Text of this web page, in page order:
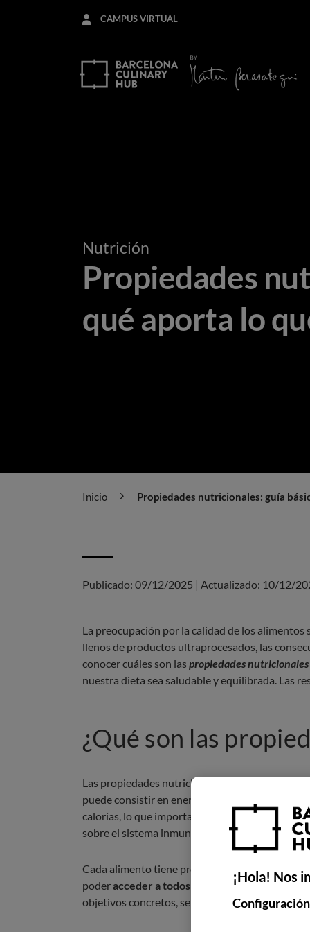
CAMPUS VIRTUAL
Nutrición
Propiedades
qué aporta lo
Inicio Propiedades nutricionales: guía
Publicado: 09/12/2025 | Actualizado: 10/12/
La preocupación por la calidad de los alimentos
llenos de productos ultraprocesados, las
conocer cuáles son las propiedades nutricionales
nuestra dieta sea saludable y equilibrada. Las
¿Qué son las
Las propiedades nutricionales son el
puede consistir en energía, nutrientes o
calorías, lo que importa son sus componentes y
sobre el sistema inmune, la reparación celular o
Cada alimento tiene propiedades diferentes.
poderacceder a todos los nutrientes
objetivos concretos, se hará una comparativa
¡Hola! Nos